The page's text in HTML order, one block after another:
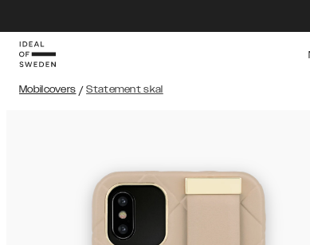
Mobilcovers / Statement skal